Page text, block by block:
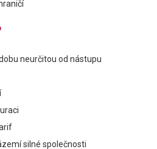
neurčitou od nástupu
silné společnosti